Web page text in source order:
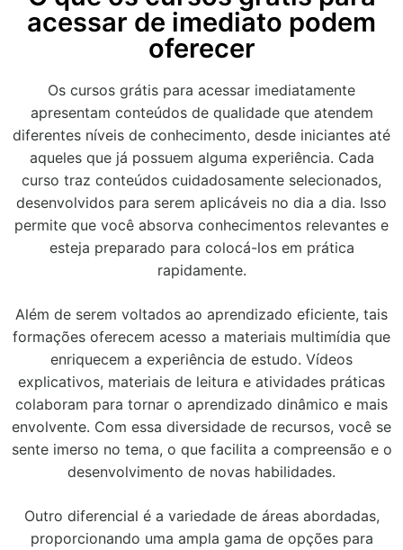
acessar de imediato podem
oferecer
Os cursos grátis para acessar imediatamente
apresentam conteúdos de qualidade que atendem
diferentes níveis de conhecimento, desde iniciantes até
aqueles que já possuem alguma experiência. Cada
curso traz conteúdos cuidadosamente selecionados,
desenvolvidos para serem aplicáveis no dia a dia. Isso
permite que você absorva conhecimentos relevantes e
esteja preparado para colocá-los em prática
rapidamente.
Além de serem voltados ao aprendizado eficiente, tais
formações oferecem acesso a materiais multimídia que
enriquecem a experiência de estudo. Vídeos
explicativos, materiais de leitura e atividades práticas
colaboram para tornar o aprendizado dinâmico e mais
envolvente. Com essa diversidade de recursos, você se
sente imerso no tema, o que facilita a compreensão e o
desenvolvimento de novas habilidades.
Outro diferencial é a variedade de áreas abordadas,
proporcionando uma ampla gama de opções para